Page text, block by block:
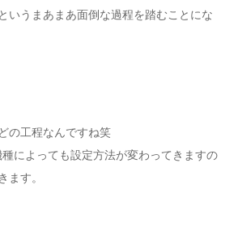
いうまあまあ面倒な過程を踏むことにな
の工程なんですね笑
によっても設定方法が変わってきますの
ます。